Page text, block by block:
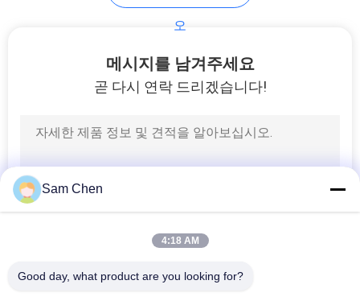
USB 암 커넥터
rj45 암 커넥터
오
메시지를 남겨주세요
곧 다시 연락 드리겠습니다!
Sam Chen
4:18 AM
Good day, what product are you looking for?